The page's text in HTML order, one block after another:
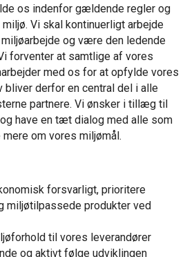
os indenfor gældende regler og
Vi skal kontinuerligt arbejde
og være den ledende
forventer at samtlige af vores
med os for at opfylde vores
bliver derfor en central del i alle
partnere. Vi ønsker i tillæg til
have en tæt dialog med alle som
om vores miljømål.
forsvarligt, prioritere
miljøtilpassede produkter ved
til vores leverandører
og aktivt følge udviklingen